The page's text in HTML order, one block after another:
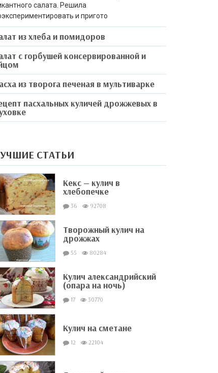
салата. Решила
и пригото
из хлеба и помидоров
с горбушей консервированной и
из творога печеная в мультиварке
пасхальных куличей дрожжевых в
СТАТЬИ
Кекс — кулич в
хлебопечке
36 92708
Творожный кулич на
дрожжах
55 80284
Кулич александрийский
(опара на ночь)
17 30770
Кулич на сметане
12 22104